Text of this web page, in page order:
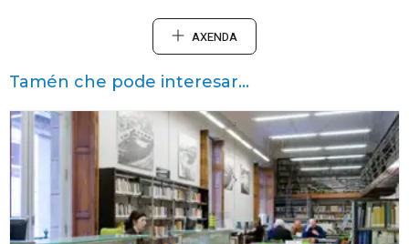
AXENDA
Tamén che pode interesar...